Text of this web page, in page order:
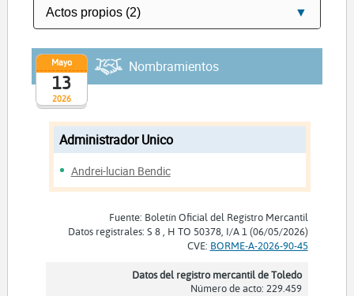
2026
Mayo
13
Nombramientos
Administrador Unico
Andrei-lucian Bendic
Fuente: Boletín Oficial del Registro Mercantil
Datos registrales: S 8 , H TO 50378, I/A 1 (06/05/2026)
CVE: BORME-A-2026-90-45
Datos del registro mercantil de Toledo
Número de acto: 229.459